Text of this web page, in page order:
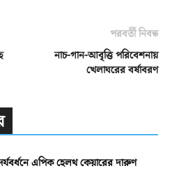
পরবর্তী নিবন্ধ
নাচ-গান-আবৃত্তি পরিবেশনায়
খেলাঘরের বর্ষাবরণ
এপিক হেলথ কেয়ারের দারুণ